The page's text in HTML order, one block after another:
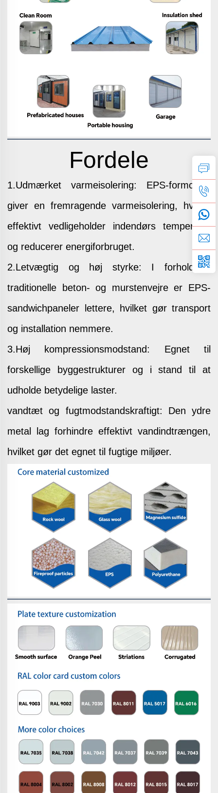
Fordele
1.Udmærket varmeisolering: EPS-formcoret
giver en fremragende varmeisolering, hvilket
effektivt vedligeholder indendørs temperatur
og reducerer energiforbruget.
2.Letvægtig og høj styrke: I forhold til
traditionelle beton- og murstenvejre er EPS-
sandwichpaneler lettere, hvilket gør transport
og installation nemmere.
3.Høj kompressionsmodstand: Egnet til
forskellige byggestrukturer og i stand til at
udholde betydelige laster.
vandtæt og fugtmodstandskraftigt: Den ydre
metal lag forhindre effektivt vandindtrængen,
hvilket gør det egnet til fugtige miljøer.